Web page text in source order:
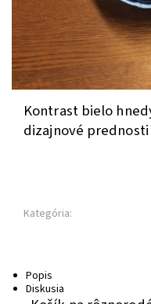
Kontrast bielo
dizajnové
Kategória:
Popis
Diskusia